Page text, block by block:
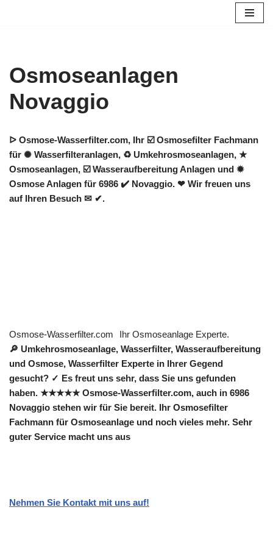
Osmoseanlagen
Novaggio
ᐅ Osmose-Wasserfilter.com, Ihr ☑️ Osmosefilter Fachmann
für ✺ Wasserfilteranlagen, ♻ Umkehrosmoseanlagen, ★
Osmoseanlagen, ☑️ Wasseraufbereitung Anlagen und ✹
Osmose Anlagen für 6986 ✔️ Novaggio. ❤ Wir freuen uns
auf Ihren Besuch ✉ ✔.
Osmose-Wasserfilter.com
Ihr Osmoseanlage Experte.
🔎 Umkehrosmoseanlage, Wasserfilter, Wasseraufbereitung
und Osmose, Wasserfilter Experte in Ihrer Gegend
gesucht? ✓ Es freut uns sehr, dass Sie uns gefunden
haben. ★★★★★ Osmose-Wasserfilter.com, auch in 6986
Novaggio stehen wir für Sie bereit. Ihr Osmosefilter
Fachmann für Osmoseanlage und noch vieles mehr. Sehr
guter Service macht uns aus
Nehmen Sie Kontakt mit uns auf!